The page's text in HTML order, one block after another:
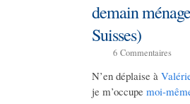
demain
Suisses)
6 Commentaires
N’en déplaise à
je m’occupe moi-